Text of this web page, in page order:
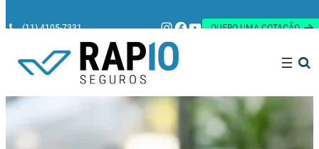
(11) 4105-7331 Instagram
Facebook
Youtube
QUERO UMA COTAÇÃO